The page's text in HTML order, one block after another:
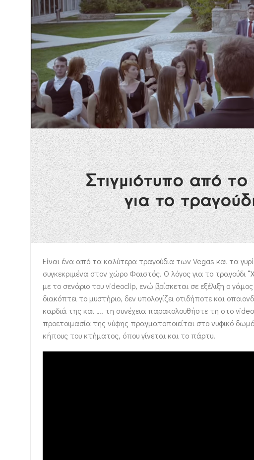
Είναι ένα από τα καλύτερα τραγούδια των Vegas και τα
συγκεκριμένα στον χώρο Φαιστός. Ο λόγος για το τραγούδι
με το σενάριο του videoclip, ενώ βρίσκεται σε εξέλιξη ο
διακόπτει το μυστήριο, δεν υπολογίζει οτιδήποτε και
καρδιά της και …. τη συνέχεια παρακολουθήστε τη στο
προετοιμασία της νύφης πραγματοποιείται στο νυφικό
κήπους του κτήματος, όπου γίνεται και το πάρτυ.